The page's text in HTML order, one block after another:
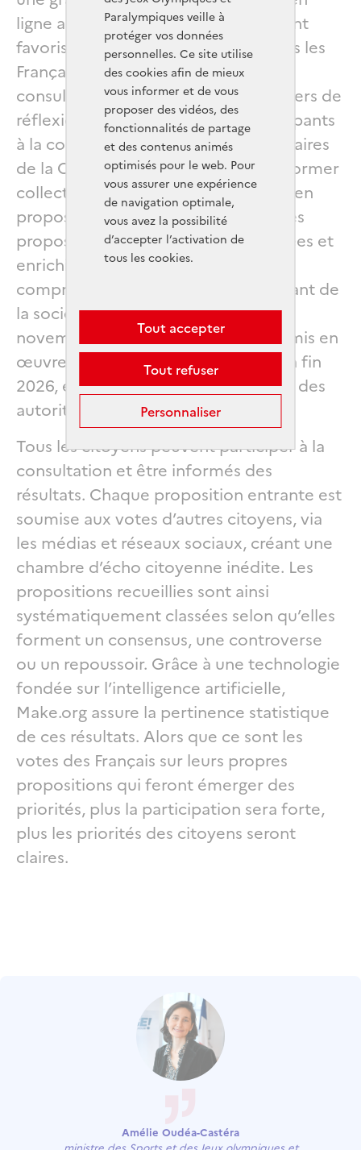
Paralympiques veille à
protéger vos données
personnelles. Ce site utilise
des cookies afin de mieux
vous informer et de vous
proposer des vidéos, des
fonctionnalités de partage
et des contenus animés
optimisés pour le web. Pour
vous assurer une expérience
de navigation optimale,
vous avez la possibilité
d’accepter l’activation de
tous les cookies.
Tout accepter
Tout refuser
Personnaliser
ligne autour de la question “Comment
favoriser la pratique sportive de tous les
Français en 2024 et après ?”. Cette
consultation sera suivie par des ateliers de
réflexion en avril 2024, où les participants
à la consultation ainsi que les partenaires
de la Cause se réuniront pour transformer
collectivement les idées prioritaires en
propositions d'actions concrètes. Ces
propositions seront ensuite examinées et
enrichies afin de créer un plan
comprenant de 6 à 10 actions émanant de
la société civile, qui sera dévoilé en
novembre 2024. Ce plan sera enfin mis en
œuvre à l'échelle nationale jusqu'à la fin
2026, en complément des initiatives des
autorités publiques.
Tous les citoyens peuvent participer à la
consultation et être informés des
résultats. Chaque proposition entrante est
soumise aux votes d’autres citoyens, via
les médias et réseaux sociaux, créant une
chambre d’écho citoyenne inédite. Les
propositions recueillies sont ainsi
systématiquement classées selon qu’elles
forment un consensus, une controverse
ou un repoussoir. Grâce à une technologie
fondée sur l’intelligence artificielle,
Make.org assure la pertinence statistique
de ces résultats. Alors que ce sont les
votes des Français sur leurs propres
propositions qui feront émerger des
priorités, plus la participation sera forte,
plus les priorités des citoyens seront
claires.
Amélie Oudéa-Castéra
ministre des Sports et des Jeux olympiques et